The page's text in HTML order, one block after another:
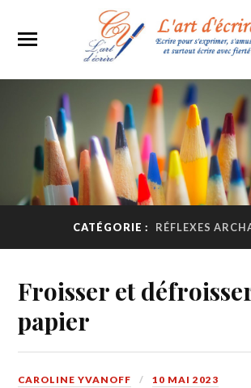
CATÉGORIE : RÉFLEXES
Froisser et
papier
CAROLINE YVANOFF 10 MAI 2023